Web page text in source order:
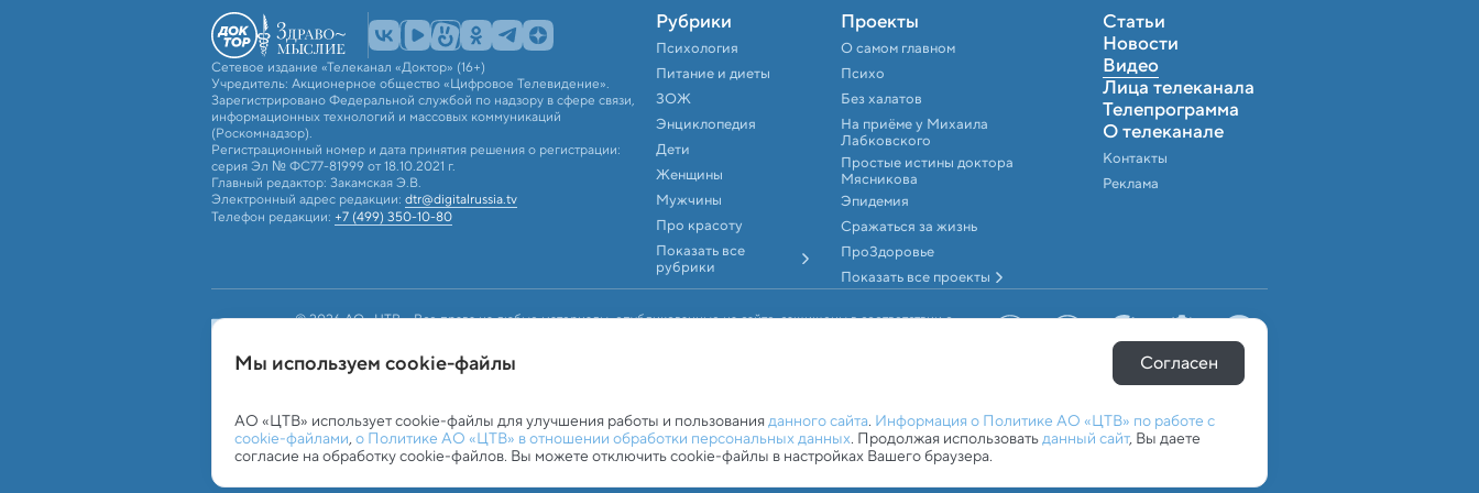
Сетевое издание «Телеканал «Доктор» (16+)
Учредитель: Акционерное общество «Цифровое Телевидение».
Зарегистрировано Федеральной службой по надзору в сфере связи,
информационных технологий и массовых коммуникаций
(Роскомнадзор).
Регистрационный номер и дата принятия решения о регистрации:
серия Эл № ФС77-81999 от 18.10.2021 г.
Главный редактор: Закамская Э.В.
Электронный адрес редакции: dtr@digitalrussia.tv
Телефон редакции: +7 (499) 350-10-80
Рубрики
Психология
Питание и диеты
ЗОЖ
Энциклопедия
Дети
Женщины
Мужчины
Про красоту
Показать все
рубрики
Проекты
О самом главном
Психо
Без халатов
На приёме у Михаила
Лабковского
Простые истины доктора
Мясникова
Эпидемия
Сражаться за жизнь
ПроЗдоровье
Показать все проекты
Статьи
Новости
Видео
Лица телеканала
Телепрограмма
О телеканале
Контакты
Реклама
© 2026 АО «ЦТВ». Все права на любые материалы, опубликованные на сайте, защищены в соответствии с
«ЦТВ»). Для лиц старше 16 лет.
Обработка персональных данных Работа с cookie-файлами
Мы используем сookie-файлы Согласен
АО «ЦТВ» использует cookie-файлы для улучшения работы и пользованияданного сайта. Информация о Политике АО «ЦТВ» по работе с
cookie-файлами,о Политике АО «ЦТВ» в отношении обработки персональных данных. Продолжая использоватьданный сайт, Вы даете
согласие на обработку cookie-файлов. Вы можете отключить cookie-файлы в настройках Вашего браузера.